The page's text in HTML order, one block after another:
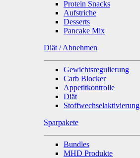
Protein Snacks
Aufstriche
Desserts
Pancake Mix
Diät / Abnehmen
Gewichtsregulierung
Carb Blocker
Appetitkontrolle
Diät
Stoffwechselaktivierung
Sparpakete
Bundles
MHD Produkte